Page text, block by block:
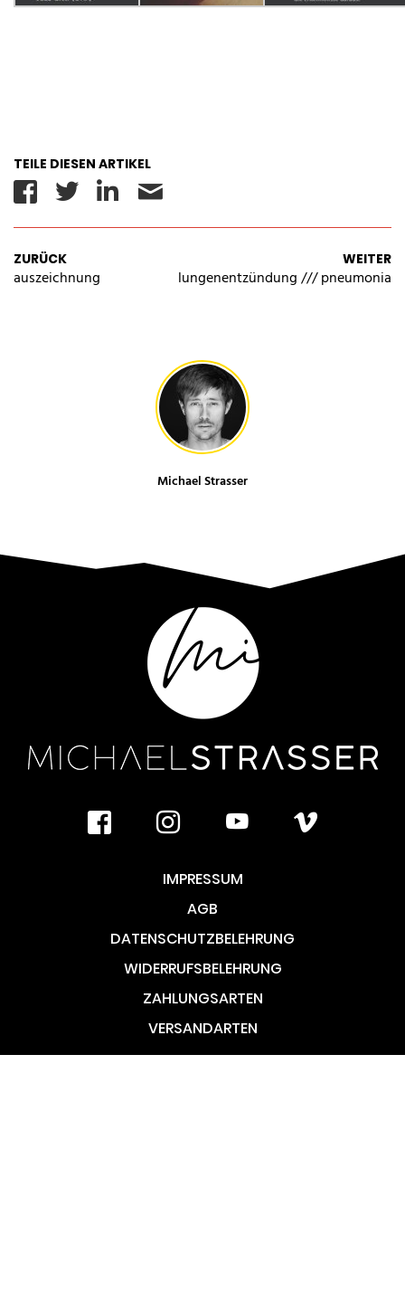
TEILE DIESEN ARTIKEL
Facebook
Twitter
Linkedin
ZURÜCK
auszeichnung
WEITER
lungenentzündung /// pneumonia
Michael Strasser
facebookinstagramyoutubevimeo
IMPRESSUM
AGB
DATENSCHUTZBELEHRUNG
WIDERRUFSBELEHRUNG
ZAHLUNGSARTEN
VERSANDARTEN